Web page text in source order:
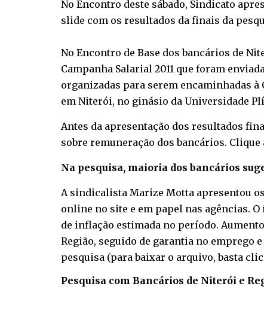
No Encontro deste sábado, Sindicato
slide com os resultados da finais da
No Encontro de Base dos bancários de
Campanha Salarial 2011 que foram
organizadas para serem encaminhadas
em Niterói, no ginásio da Universidade
Antes da apresentação dos resultados
sobre remuneração dos bancários. Clique
Na pesquisa, maioria dos bancários
A sindicalista Marize Motta apresentou
online no site e em papel nas agências.
de inflação estimada no período.
Região, seguido de garantia no emprego
pesquisa (para baixar o arquivo, basta
Pesquisa com Bancários de Niterói e